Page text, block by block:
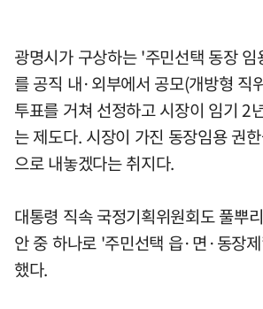
광명시가 구상하는 '주민선택 동장
를 공직 내·외부에서 공모(개방형 직
투표를 거쳐 선정하고 시장이 임기 2
는 제도다. 시장이 가진 동장임용 권
으로 내놓겠다는 취지다.
대통령 직속 국정기획위원회도 풀뿌
안 중 하나로 '주민선택 읍·면·동장
했다.